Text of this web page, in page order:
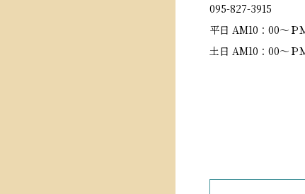
095-827-3915
平日 AM10：00～Ｐ
土日 AM10：00～Ｐ